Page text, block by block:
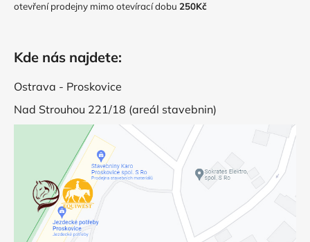
otevření prodejny mimo otevírací dobu 250Kč
Kde nás najdete:
Ostrava - Proskovice
Nad Strouhou 221/18 (areál stavebnin)